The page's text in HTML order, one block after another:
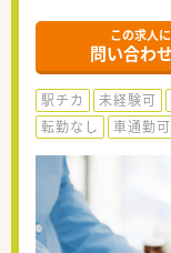
この求人に
問い合わ
駅チカ 未経験可
転勤なし
車通勤可